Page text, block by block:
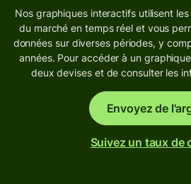
Nos graphiques interactifs utilisent
du marché en temps réel et vous
données sur diverses périodes, y
années. Pour accéder à un
deux devises et de consulter les
Envoyez de
Suivez un taux de